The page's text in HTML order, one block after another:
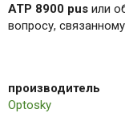
ATP 8900 pus или
вопросу,
производитель
Optosky